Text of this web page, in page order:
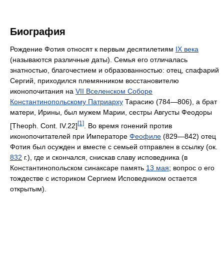
Биография
Рождение Фотия относят к первым десятилетиям IX века
(называются различные даты). Семья его отличалась
знатностью, благочестием и образованностью: отец, спафарий
Сергий, приходился племянником восстановителю
иконопочитания на VII Вселенском Соборе
Константинопольскому Патриарху Тарасию (784—806), а брат
матери, Ирины, был мужем Марии, сестры Августы Феодоры
[Theoph. Cont. IV.22][1]
. Во время гонений против
иконопочитателей при Императоре Феофиле (829—842) отец
Фотия был осужден и вместе с семьей отправлен в ссылку (ок.
832 г.), где и скончался, снискав славу исповедника (в
Константинопольском синаксаре память 13 мая; вопрос о его
тождестве с историком Сергием Исповедником остается
открытым).